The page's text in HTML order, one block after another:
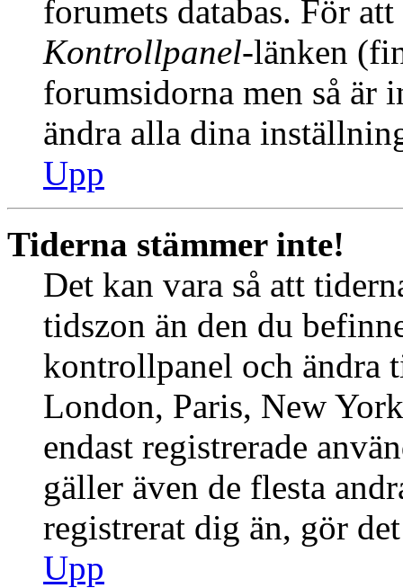
forumets databas. För
Kontrollpanel-länken
forumsidorna men så är
ändra alla dina
Upp
Tiderna stämmer inte!
Det kan vara så att
tidszon än den du
kontrollpanel och ändra
London, Paris, New
endast registrerade
gäller även de flesta
registrerat dig än, gör
Upp